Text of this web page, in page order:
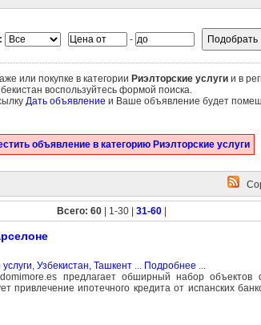
-
или покупке в категории Риэлторские услугии в
воспользуйтесь формой поиска.
Дать объявление и Ваше объявление будет
объявление в категорию Риэлторские услуги
Всего: 60| 1-30 | 31-60|
, Узбекистан, Ташкент... Подробнее ...
предлагает обширный набор объектов
привлечение ипотечного кредита от испанских